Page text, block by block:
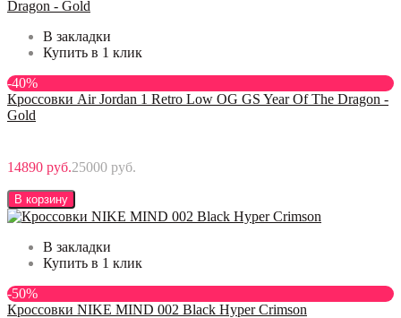
В закладки
Купить в 1 клик
-40%
Кроссовки Air Jordan 1 Retro Low OG GS Year Of The Dragon -
Gold
14890 руб.25000 руб.
В корзину
В закладки
Купить в 1 клик
-50%
Кроссовки NIKE MIND 002 Black Hyper Crimson